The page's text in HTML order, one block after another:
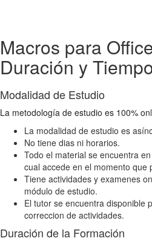
Macros para
Duración y
Modalidad de Estudio
La metodología de estudio es 100%
La modalidad de estudio es
No tiene dias ni horarios.
Todo el material se encuentra
cual accede en el momento que
Tiene actividades y examenes
módulo de estudio.
El tutor se encuentra disponible
correccion de actividades.
Duración de la Formación